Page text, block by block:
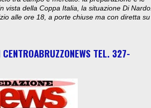
vista della Coppa Italia, la situazione Di Nardo.
alle ore 18, a porte chiuse ma con diretta su
CENTROABRUZZONEWS TEL. 327-